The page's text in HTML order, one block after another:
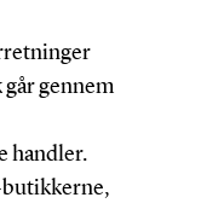
gennem
handler.